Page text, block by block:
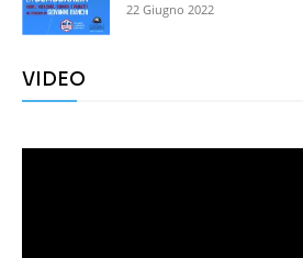
22 Giugno 2022
VIDEO